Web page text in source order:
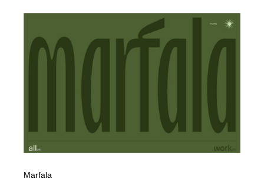
Marfala